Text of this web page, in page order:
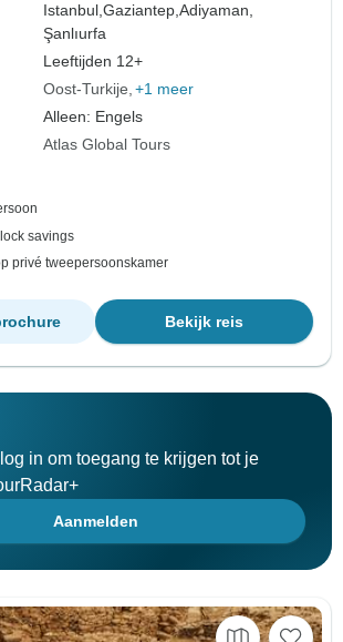
Istanbul,Gaziantep,Adiyaman,
Şanlıurfa
Leeftijden 12+
Oost-Turkije +1 meer
Alleen: Engels
Atlas Global Tours
savings
privé tweepersoonskamer
Bekijk reis
in om toegang te krijgen tot je
Aanmelden